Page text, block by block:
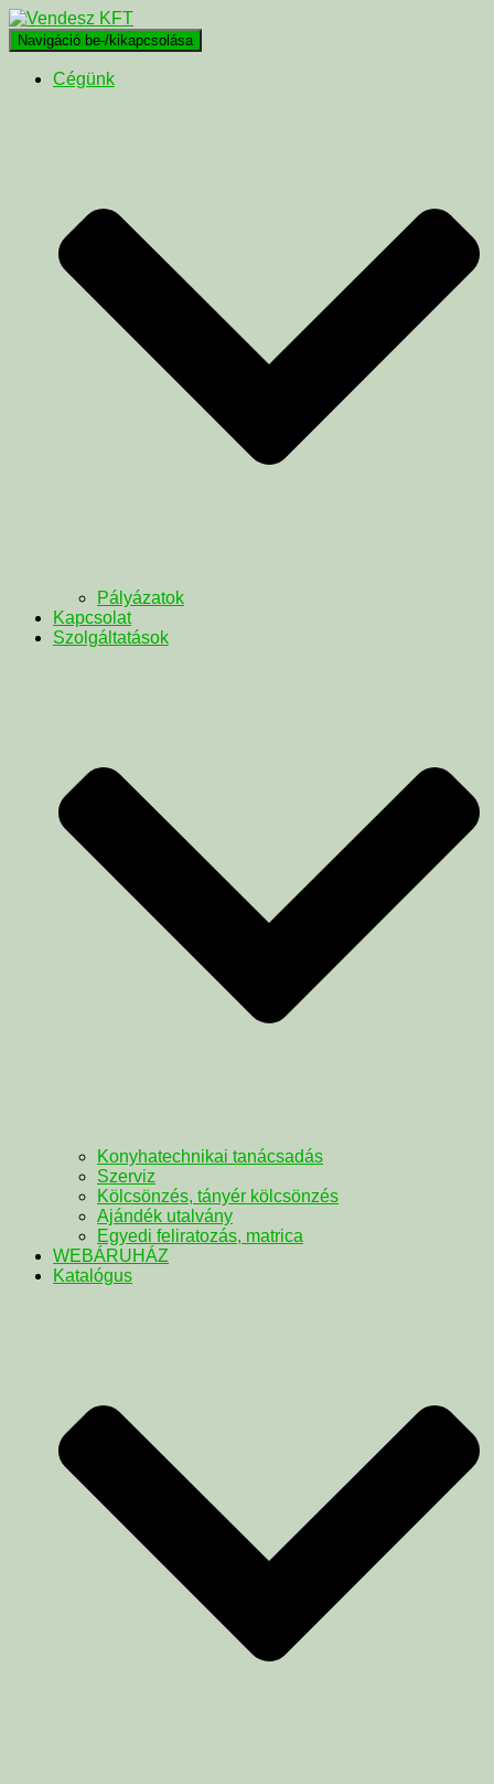
Navigáció be-/kikapcsolása
Cégünk
Pályázatok
Kapcsolat
Szolgáltatások
Konyhatechnikai tanácsadás
Szerviz
Kölcsönzés, tányér kölcsönzés
Ajándék utalvány
Egyedi feliratozás, matrica
WEBÁRUHÁZ
Katalógus